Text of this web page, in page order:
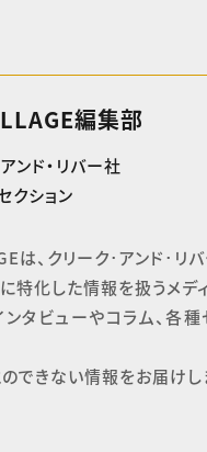
編集部
ンド・リバー社
クション
は、クリーク･アンド･リ
特化した情報を扱うメデ
タビューやコラム、各種
できない情報をお届けし